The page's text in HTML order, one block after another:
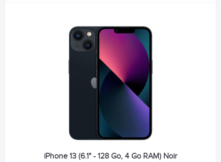
iPhone 13 (6.1" - 128 Go, 4 Go RAM) Noir